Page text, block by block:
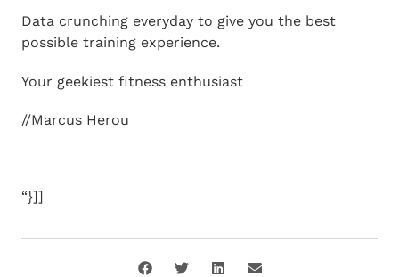
Data crunching everyday to give you the best
possible training experience.
Your geekiest fitness enthusiast
//Marcus Herou
“}]]